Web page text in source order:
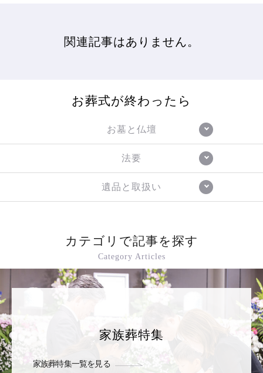
関連記事はありません。
お葬式が終わったら
お墓と仏壇
法要
遺品と取扱い
カテゴリで記事を探す
Category Articles
家族葬特集
家族葬特集一覧を見る